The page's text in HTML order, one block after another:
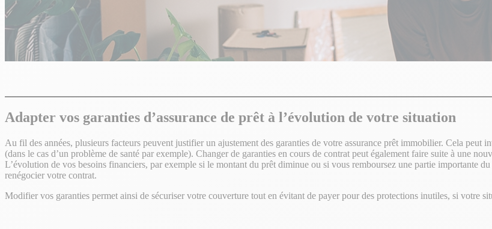
Adapter vos garanties d’assurance de prêt à l’évolution de votre situation
Au fil des années, plusieurs facteurs peuvent justifier un ajustement des garanties de votre assurance prêt immobilier. Cela peut
(dans le cas d’un problème de santé par exemple). Changer de garanties en cours de contrat peut également faire suite à une
L’évolution de vos besoins financiers, par exemple si le montant du prêt diminue ou si vous remboursez une partie importante
renégocier votre contrat.
Modifier vos garanties permet ainsi de sécuriser votre couverture tout en évitant de payer pour des protections inutiles, si votre